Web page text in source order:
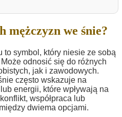
mężczyzn we śnie?
to symbol, który niesie ze sobą
odnosić się do różnych
jak i zawodowych.
często wskazuje na
energii, które wpływają na
współpraca lub
dwiema opcjami.